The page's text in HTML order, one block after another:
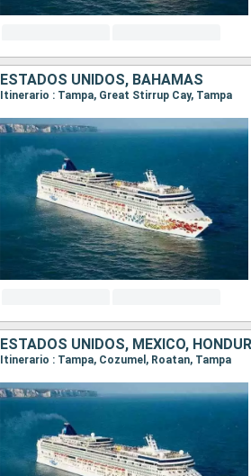
ESTADOS UNIDOS, BAHAMAS
Itinerario : Tampa, Great Stirrup Cay, Tampa
ESTADOS UNIDOS, MÉXICO,
Itinerario : Tampa, Cozumel, Roatan, Tampa